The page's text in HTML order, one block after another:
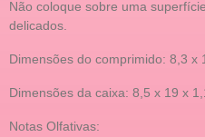
Não coloque sobre uma
delicados.
Dimensões do comprimido: 8,3 x
Dimensões da caixa: 8,5 x 19 x
Notas Olfativas: